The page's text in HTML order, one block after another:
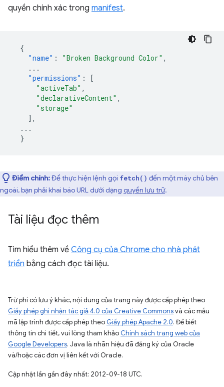
quyền chính xác trong manifest.
{
"name" : "Broken Background Color" ,
...
"permissions" :
[
"activeTab" ,
"declarativeContent" ,
"storage"
],
...
}
Điểm chính:Để thực hiện lệnh gọi fetch() đến một máy chủ bên
ngoài, bạn phải khai báo URL dưới dạng quyền lưu trữ.
Tài liệu đọc thêm
Tìm hiểu thêm về Công cụ của Chrome cho nhà phát
triển bằng cách đọc tài liệu.
Trừ phi có lưu ý khác, nội dung của trang này được cấp phép theo
Giấy phép ghi nhận tác giả 4.0 của Creative Commonsvà các mẫu
mã lập trình được cấp phép theo Giấy phép Apache 2.0. Để biết
thông tin chi tiết, vui lòng tham khảo Chính sách trang web của
Google Developers. Java là nhãn hiệu đã đăng ký của Oracle
và/hoặc các đơn vị liên kết với Oracle.
Cập nhật lần gần đây nhất: 2012-09-18 UTC.